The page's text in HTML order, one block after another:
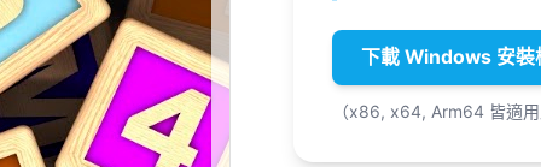
下載 Windows 安裝
（x86, x64, Arm64 皆適